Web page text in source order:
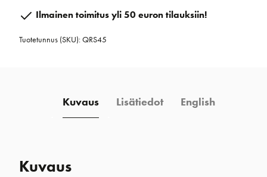
45 Ilmainen toimitus yli 50 euron tilauksiin!
Tuotetunnus (SKU):QRS45
Kuvaus Lisätiedot English
Kuvaus